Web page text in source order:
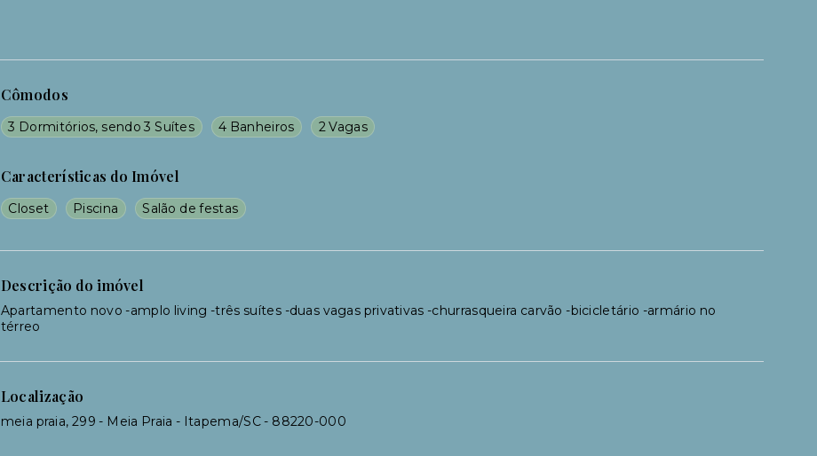
Cômodos
3 Dormitórios, sendo 3 Suítes 4 Banheiros 2 Vagas
Características do Imóvel
Closet Piscina Salão de festas
Descrição do imóvel
Apartamento novo -amplo living -três suítes -duas vagas privativas -churrasqueira carvão -bicicletário -armário no
térreo
Localização
meia praia, 299 - Meia Praia - Itapema/SC- 88220-000